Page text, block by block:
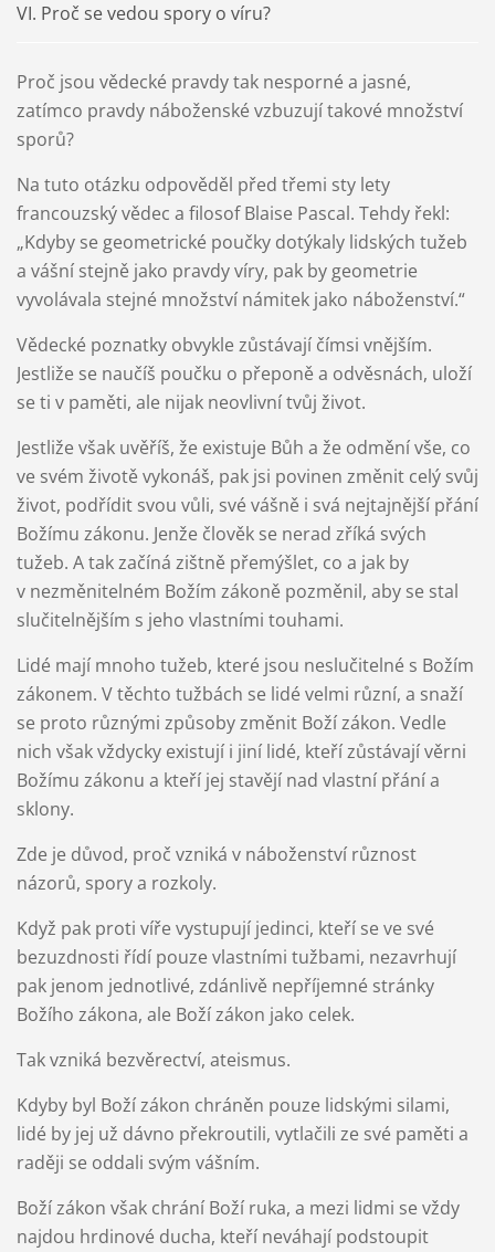
VI. Proč se vedou spory o víru?
Proč jsou vědecké pravdy tak nesporné a jasné,
zatímco pravdy náboženské vzbuzují takové množství
sporů?
Na tuto otázku odpověděl před třemi sty lety
francouzský vědec a filosof Blaise Pascal. Tehdy řekl:
„Kdyby se geometrické poučky dotýkaly lidských tužeb
a vášní stejně jako pravdy víry, pak by geometrie
vyvolávala stejné množství námitek jako náboženství.“
Vědecké poznatky obvykle zůstávají čímsi vnějším.
Jestliže se naučíš poučku o přeponě a odvěsnách, uloží
se ti v paměti, ale nijak neovlivní tvůj život.
Jestliže však uvěříš, že existuje Bůh a že odmění vše, co
ve svém životě vykonáš, pak jsi povinen změnit celý svůj
život, podřídit svou vůli, své vášně i svá nejtajnější přání
Božímu zákonu. Jenže člověk se nerad zříká svých
tužeb. A tak začíná zištně přemýšlet, co a jak by
v nezměnitelném Božím zákoně pozměnil, aby se stal
slučitelnějším s jeho vlastními touhami.
Lidé mají mnoho tužeb, které jsou neslučitelné s Božím
zákonem. V těchto tužbách se lidé velmi různí, a snaží
se proto různými způsoby změnit Boží zákon. Vedle
nich však vždycky existují i jiní lidé, kteří zůstávají věrni
Božímu zákonu a kteří jej stavějí nad vlastní přání a
sklony.
Zde je důvod, proč vzniká v náboženství různost
názorů, spory a rozkoly.
Když pak proti víře vystupují jedinci, kteří se ve své
bezuzdnosti řídí pouze vlastními tužbami, nezavrhují
pak jenom jednotlivé, zdánlivě nepříjemné stránky
Božího zákona, ale Boží zákon jako celek.
Tak vzniká bezvěrectví, ateismus.
Kdyby byl Boží zákon chráněn pouze lidskými silami,
lidé by jej už dávno překroutili, vytlačili ze své paměti a
raději se oddali svým vášním.
Boží zákon však chrání Boží ruka, a mezi lidmi se vždy
najdou hrdinové ducha, kteří neváhají podstoupit